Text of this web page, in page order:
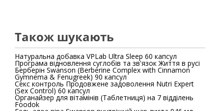
Також шукають
Натуральна добавка VPLab Ultra Sleep 60 капсул
Програма відновлення суглобів та зв'язок Життя в русі
Берберін Swanson (Berberine Complex with Cinnamon
Gymnema & Fenugreek) 90 капсул
Секс контроль Продовжене задоволення Nutri Expert
(Sex Control) 60 капсул
Органайзер для вітамінів (Таблетниця) на 7 відділень
Foodok